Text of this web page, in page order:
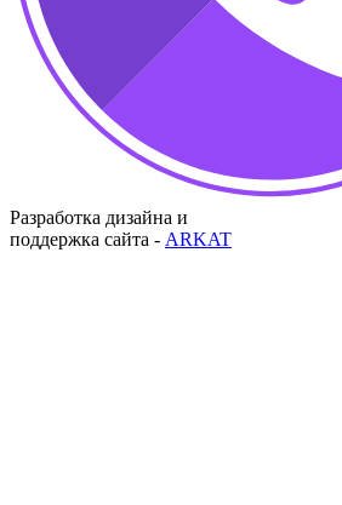
Разработка дизайна и
поддержка сайта - ARKAT